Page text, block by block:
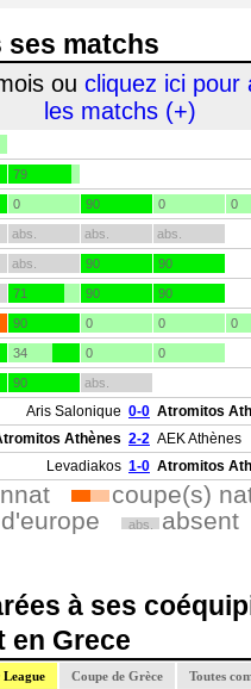
ses matchs
ou cliquez ici pour
les matchs (+)
79
0 90 0 0
abs. abs. abs.
abs. 90 90
71 90 90
90 0 0 0
34 0 0
90 abs.
Aris Salonique 0-0 Atromitos
Athènes 2-2 AEK Athènes
Levadiakos 1-0 Atromitos
coupe(s)
d'europe
abs. absent
à ses
en Grece
League Coupe de Grèce Toutes